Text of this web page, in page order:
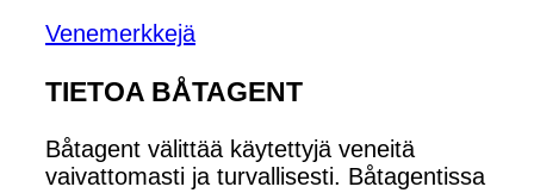
Venemerkkejä
TIETOA BÅTAGENT
Båtagent välittää käytettyjä veneitä
vaivattomasti ja turvallisesti. Båtagentissa